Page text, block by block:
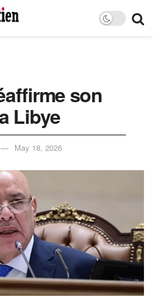
son
Libye
May 18, 2026